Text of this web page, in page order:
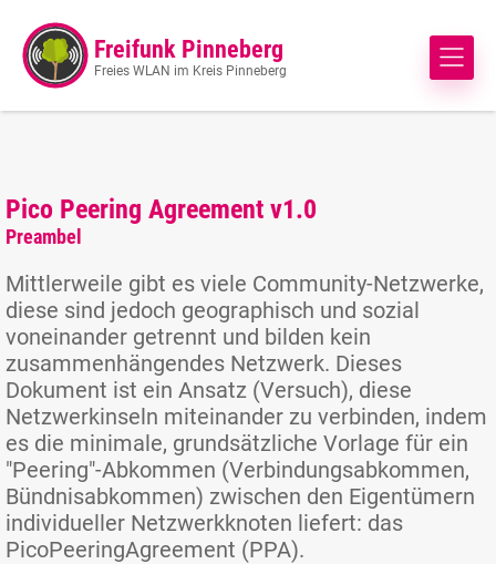
Freifunk Pinneberg
Freies WLAN im Kreis Pinneberg
Pico Peering Agreement v1.0
Preambel
Mittlerweile gibt es viele Community-Netzwerke,
diese sind jedoch geographisch und sozial
voneinander getrennt und bilden kein
zusammenhängendes Netzwerk. Dieses
Dokument ist ein Ansatz (Versuch), diese
Netzwerkinseln miteinander zu verbinden, indem
es die minimale, grundsätzliche Vorlage für ein
"Peering"-Abkommen (Verbindungsabkommen,
Bündnisabkommen) zwischen den Eigentümern
individueller Netzwerkknoten liefert: das
PicoPeeringAgreement (PPA).